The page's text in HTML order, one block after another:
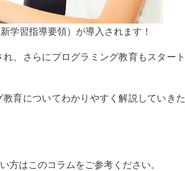
学習指導要領）が導入されます！
、さらにプログラミング教育もスタート
育についてわかりやすく解説していきた
方はこのコラムをご参考ください。